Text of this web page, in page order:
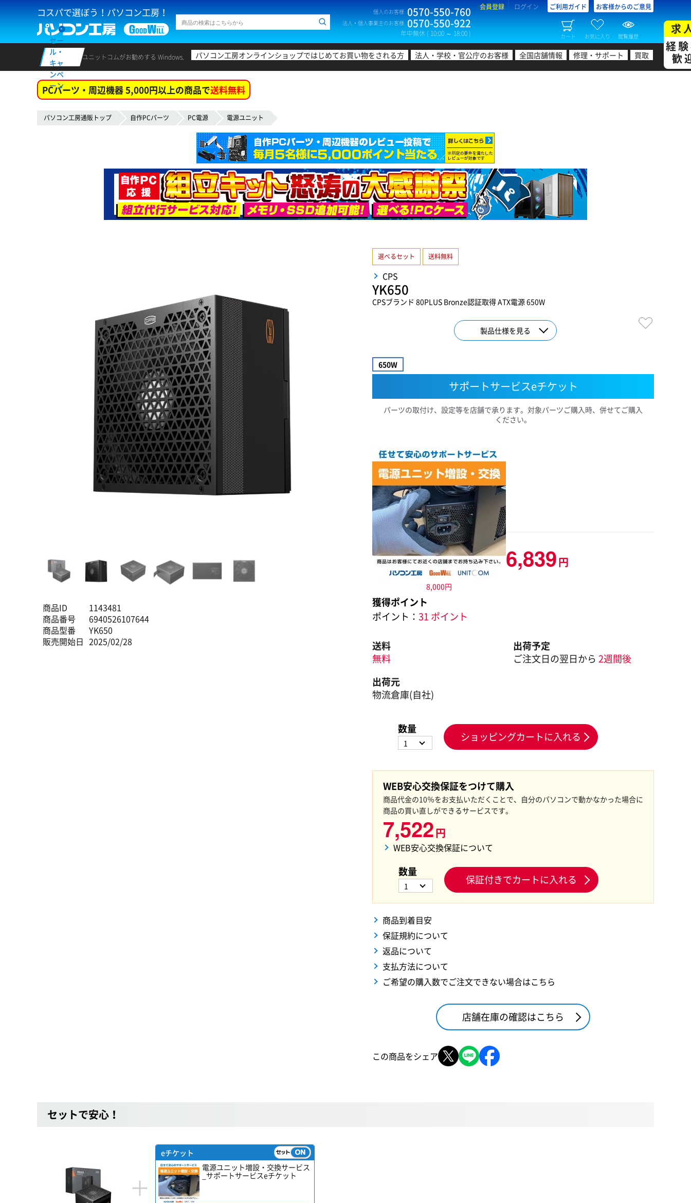
コスパで選ぼう！パソコン工房！ 個人のお客様 0570-550-760
法人・個人事業主のお客様 0570-550-922
年中無休 ( 10:00 ～ 18:00 )
会員登録 ログイン ご利用ガイド お客様からのご意見
カート お気に入り 閲覧履歴
セー
ル・
キャ
ンペ
ーン
ユニットコムがお勧めする Windows. パソコン工房オンラインショップではじめてお買い物をされる方 法人・学校・官公庁のお客様 全国店舗情報 修理・サポート 買取
求
経
歓
PCパーツ・周辺機器 5,000円以上の商品で送料無料
パソコン工房通販トップ 自作PCパーツ PC電源 電源ユニット
商品ID
1143481
商品番号
6940526107644
商品型番
YK650
販売開始日 2025/02/28
選べるセット 送料無料
CPS
YK650
CPSブランド 80PLUS Bronze認証取得 ATX電源 650W
製品仕様を見る
650W
サポートサービスeチケット
パーツの取付け、設定等を店舗で承ります。対象パーツご購入時、併せてご購入
ください。
8,000円
6,839円
獲得ポイント
ポイント： 31 ポイント
送料
無料
出荷予定
ご注文日の翌日から 2週間後
出荷元
物流倉庫(自社)
数量
1 ショッピングカートに入れる
WEB安心交換保証をつけて購入
商品代金の10％をお支払いただくことで、自分のパソコンで動かなかった場合に
商品の買い直しができるサービスです。
7,522円
WEB安心交換保証について
数量
1 保証付きでカートに入れる
商品到着目安
保証規約について
返品について
支払方法について
ご希望の購入数でご注文できない場合はこちら
店舗在庫の確認はこちら
この商品をシェア
セットで安心！
＋
eチケット
電源ユニット増設・交換サービス
_サポートサービスeチケット